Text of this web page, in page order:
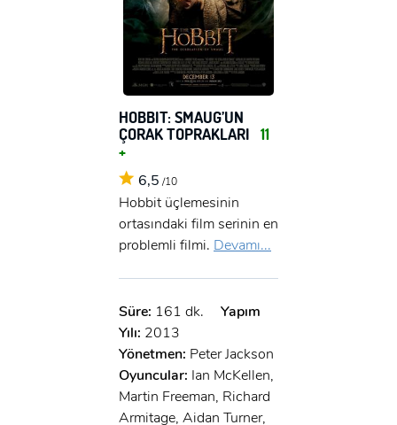
HOBBIT: SMAUG’UN
ÇORAK TOPRAKLARI 11
+
6,5 /10
Hobbit üçlemesinin
ortasındaki film serinin en
problemli filmi. Devamı...
Süre: 161 dk.
Yapım
Yılı: 2013
Yönetmen: Peter Jackson
Oyuncular: Ian McKellen,
Martin Freeman, Richard
Armitage, Aidan Turner,